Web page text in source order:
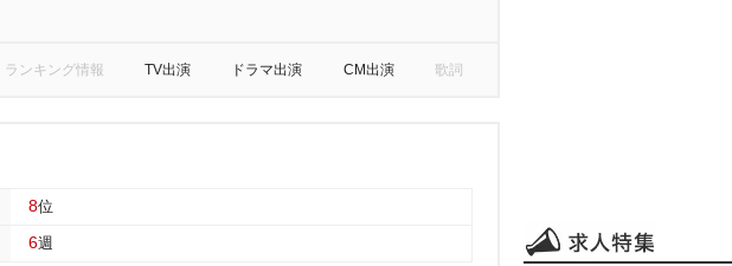
ランキング情報 TV出演 ドラマ出演 CM出演 歌詞
8位
6週